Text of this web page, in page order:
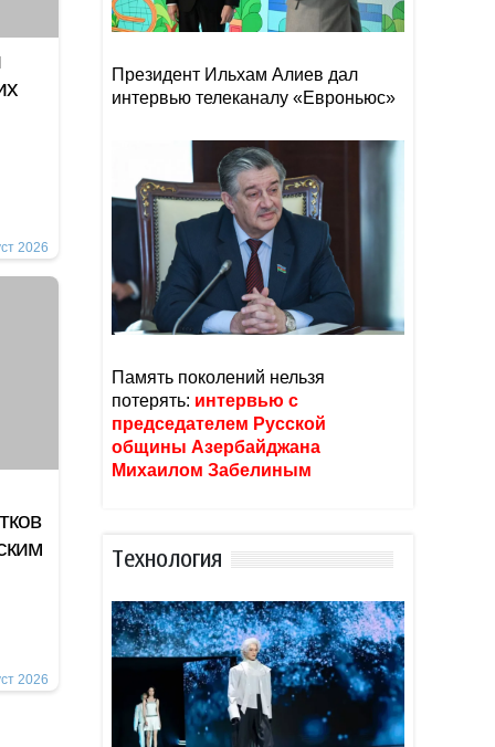
2026
2026
Президент Ильхам Алиев дал
интервью телеканалу «Евроньюс»
Память поколений нельзя
потерять: интервью с
председателем Русской
общины Азербайджана
Михаилом Забелиным
Тexнoлoгия